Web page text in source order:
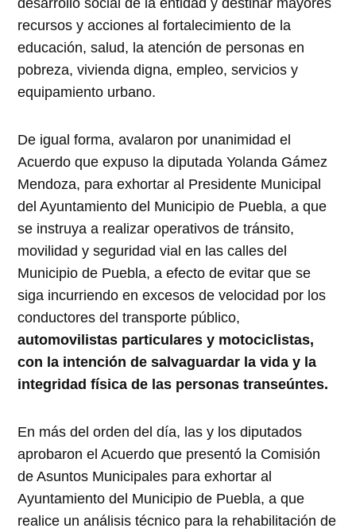
desarrollo social de la entidad y destinar mayores
recursos y acciones al fortalecimiento de la
educación, salud, la atención de personas en
pobreza, vivienda digna, empleo, servicios y
equipamiento urbano.
De igual forma, avalaron por unanimidad el
Acuerdo que expuso la diputada Yolanda Gámez
Mendoza, para exhortar al Presidente Municipal
del Ayuntamiento del Municipio de Puebla, a que
se instruya a realizar operativos de tránsito,
movilidad y seguridad vial en las calles del
Municipio de Puebla, a efecto de evitar que se
siga incurriendo en excesos de velocidad por los
conductores del transporte público,
automovilistas particulares y motociclistas,
con la intención de salvaguardar la vida y la
integridad física de las personas transeúntes.
En más del orden del día, las y los diputados
aprobaron el Acuerdo que presentó la Comisión
de Asuntos Municipales para exhortar al
Ayuntamiento del Municipio de Puebla, a que
realice un análisis técnico para la rehabilitación de